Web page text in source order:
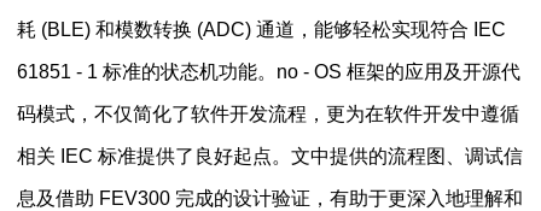
耗 (BLE) 和模数转换 (ADC) 通道，能够轻松实现符合 IEC
61851 - 1 标准的状态机功能。no - OS 框架的应用及开源代
码模式，不仅简化了软件开发流程，更为在软件开发中遵循
相关 IEC 标准提供了良好起点。文中提供的流程图、调试信
息及借助 FEV300 完成的设计验证，有助于更深入地理解和